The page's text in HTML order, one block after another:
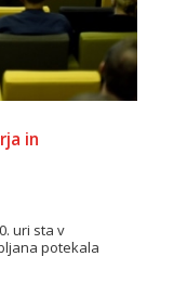
in
uri sta v
potekala